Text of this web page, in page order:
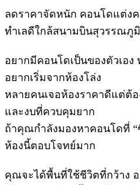
ลดราคาจัดหนัก คอนโดแต่ง
ทำเลดีใกล้สนามบินสุวรรณภูมิ
อยากมีคอนโดเป็นของตัวเอง
อยากเริ่มจากห้องโล่ง
หลายคนเจอห้องราคาดีแต่ต้อ
และงบที่ควบคุมยาก
ถ้าคุณกำลังมองหาคอนโดที่ “
ห้องนี้ตอบโจทย์มาก
คุณจะได้พื้นที่ใช้ชีวิตที่กว้าง